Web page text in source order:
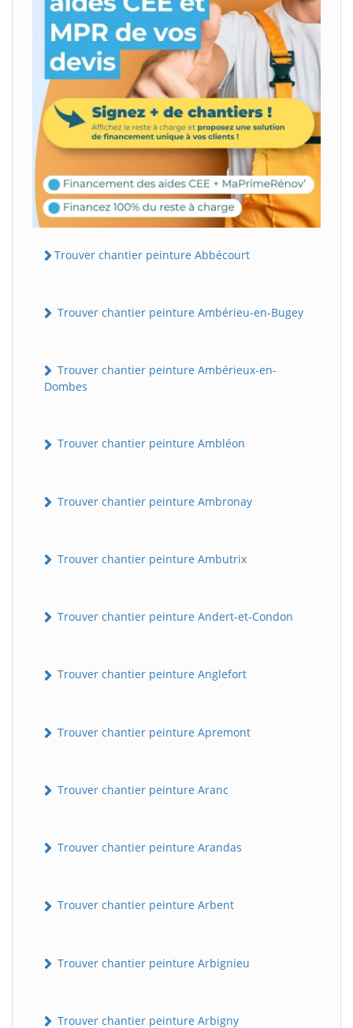
Trouver chantier peinture Abbécourt
Trouver chantier peinture Ambérieu-en-Bugey
Trouver chantier peinture Ambérieux-en-
Dombes
Trouver chantier peinture Ambléon
Trouver chantier peinture Ambronay
Trouver chantier peinture Ambutrix
Trouver chantier peinture Andert-et-Condon
Trouver chantier peinture Anglefort
Trouver chantier peinture Apremont
Trouver chantier peinture Aranc
Trouver chantier peinture Arandas
Trouver chantier peinture Arbent
Trouver chantier peinture Arbignieu
Trouver chantier peinture Arbigny